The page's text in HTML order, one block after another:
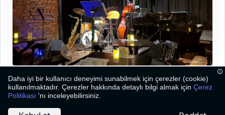
Daha iyi bir kullanıcı deneyimi sunabilmek için çerezler (cookie)
kullanılmaktadır. Çerezler hakkında detaylı bilgi almak için Çerez
Politikası 'nı inceleyebilirsiniz.